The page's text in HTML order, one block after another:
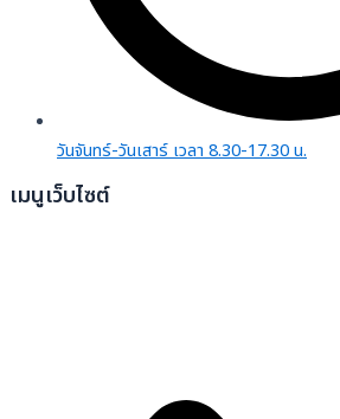
วันจันทร์-วันเสาร์ เวลา 8.30-17.30 น.
เมนูเว็บไซต์